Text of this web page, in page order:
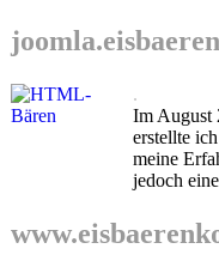
.
Im August
erstellte
meine
jedoch